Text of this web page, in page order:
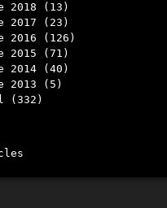
2018 (13)
2017 (23)
2016 (126)
2015 (71)
2014(40)
2013 (5)
(332)